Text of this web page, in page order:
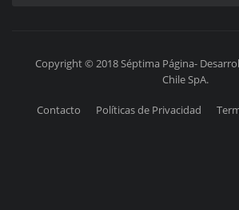
Copyright © 2018 Séptima Página-
Chile SpA.
Contacto Políticas de Privacidad